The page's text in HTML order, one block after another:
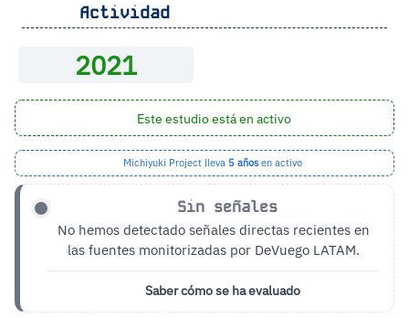
Actividad
2021
Este estudio está en activo
Michiyuki Project lleva 5 añosen activo
Sin señales
No hemos detectado señales directas recientes en
las fuentes monitorizadas por DeVuego LATAM.
Saber cómo se ha evaluado